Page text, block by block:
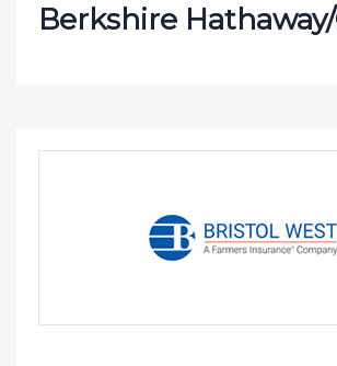
Berkshire